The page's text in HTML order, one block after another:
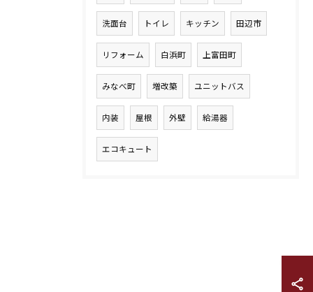
洗面台 トイレ キッチン 田辺市
リフォーム 白浜町 上富田町
みなべ町 増改築 ユニットバス
内装 屋根 外壁 給湯器
エコキュート